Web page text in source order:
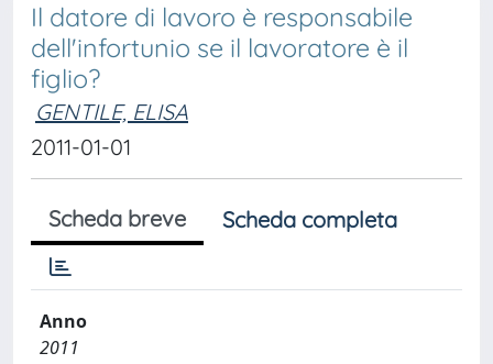
Il datore di lavoro è responsabile
dell'infortunio se il lavoratore è il
figlio?
GENTILE, ELISA
2011-01-01
Scheda breve Scheda completa
Anno
2011